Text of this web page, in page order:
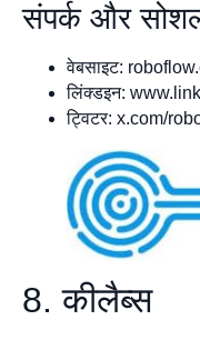
संपर्क और सोशल
वेबसाइट:
लिंक्डइन:
ट्विटर: x.com/
8. कीलैब्स